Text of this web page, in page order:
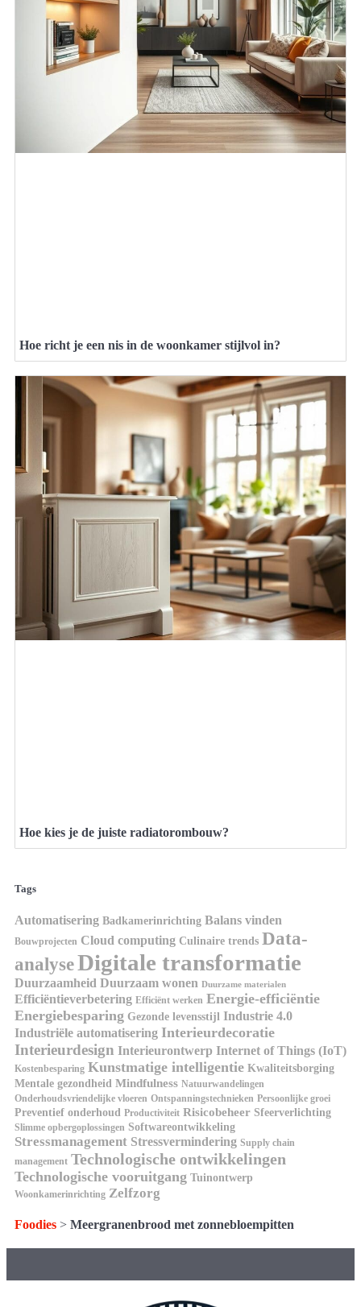
Hoe richt je een nis in de woonkamer stijlvol in?
Hoe kies je de juiste radiatorombouw?
Tags
Automatisering Badkamerinrichting Balans vinden
Bouwprojecten Cloud computing Culinaire trends Data-
analyseDigitale transformatie
Duurzaamheid Duurzaam wonen Duurzame materialen
Efficiëntieverbetering Efficiënt werken Energie-efficiëntie
Energiebesparing Gezonde levensstijl Industrie 4.0
Industriële automatisering Interieurdecoratie
Interieurdesign Interieurontwerp Internet of Things (IoT)
Kostenbesparing Kunstmatige intelligentie Kwaliteitsborging
Mentale gezondheid Mindfulness Natuurwandelingen
Onderhoudsvriendelijke vloeren Ontspanningstechnieken Persoonlijke groei
Preventief onderhoud Productiviteit Risicobeheer Sfeerverlichting
Slimme opbergoplossingen Softwareontwikkeling
Stressmanagement Stressvermindering Supply chain
management Technologische ontwikkelingen
Technologische vooruitgang Tuinontwerp
Woonkamerinrichting Zelfzorg
Foodies > Meergranenbrood met zonnebloempitten